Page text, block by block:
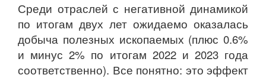
Среди отраслей с негативной динамикой
по итогам двух лет ожидаемо оказалась
добыча полезных ископаемых (плюс 0.6%
и минус 2% по итогам 2022 и 2023 года
соответственно). Все понятно: это эффект